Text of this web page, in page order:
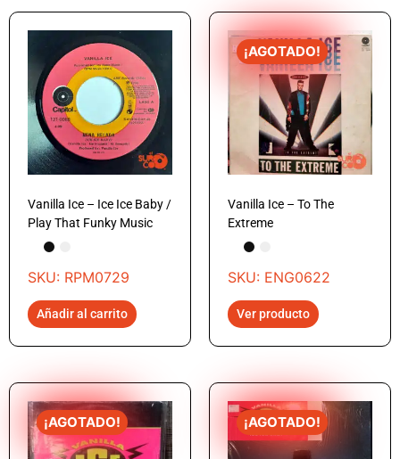
Vanilla Ice – Ice Ice Baby /
Play That Funky Music
SKU: RPM0729
Añadir al carrito
¡AGOTADO!
Vanilla Ice – To The
Extreme
SKU: ENG0622
Ver producto
¡AGOTADO! ¡AGOTADO!